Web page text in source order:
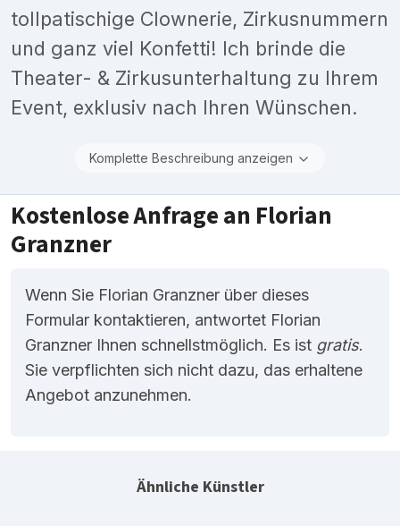
tollpatischige Clownerie, Zirkusnummern
und ganz viel Konfetti! Ich brinde die
Theater- & Zirkusunterhaltung zu Ihrem
Event, exklusiv nach Ihren Wünschen.
Komplette Beschreibung anzeigen
Kostenlose Anfrage an Florian
Granzner
Wenn Sie Florian Granzner über dieses
Formular kontaktieren, antwortet Florian
Granzner Ihnen schnellstmöglich. Es ist gratis.
Sie verpflichten sich nicht dazu, das erhaltene
Angebot anzunehmen.
Ähnliche Künstler